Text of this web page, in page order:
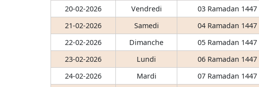
20-02-2026
Vendredi 03 Ramadan 1447
21-02-2026
Samedi 04 Ramadan 1447
22-02-2026
Dimanche 05 Ramadan 1447
23-02-2026
Lundi 06 Ramadan 1447
24-02-2026
Mardi 07 Ramadan 1447